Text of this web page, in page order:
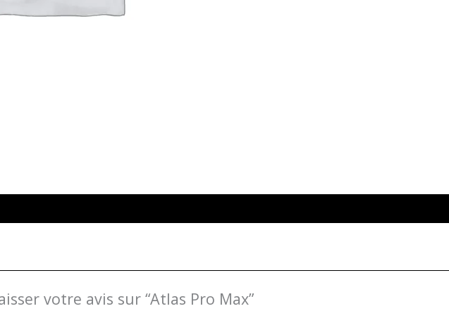
votre avis sur “Atlas Pro Max”